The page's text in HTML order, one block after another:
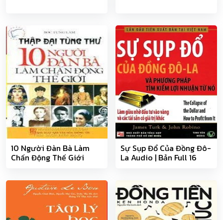
10 Người Đàn Bà Làm
Chấn Động Thế Giới
Sự Sụp Đổ Của Đồng Đô-
La Audio | Bản Full 16